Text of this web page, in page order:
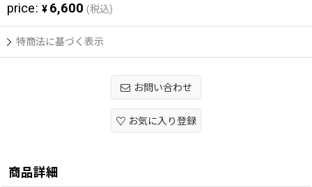
price: ¥ 6,600 (税込)
特商法に基づく表示
お問い合わせ
お気に入り登録
商品詳細